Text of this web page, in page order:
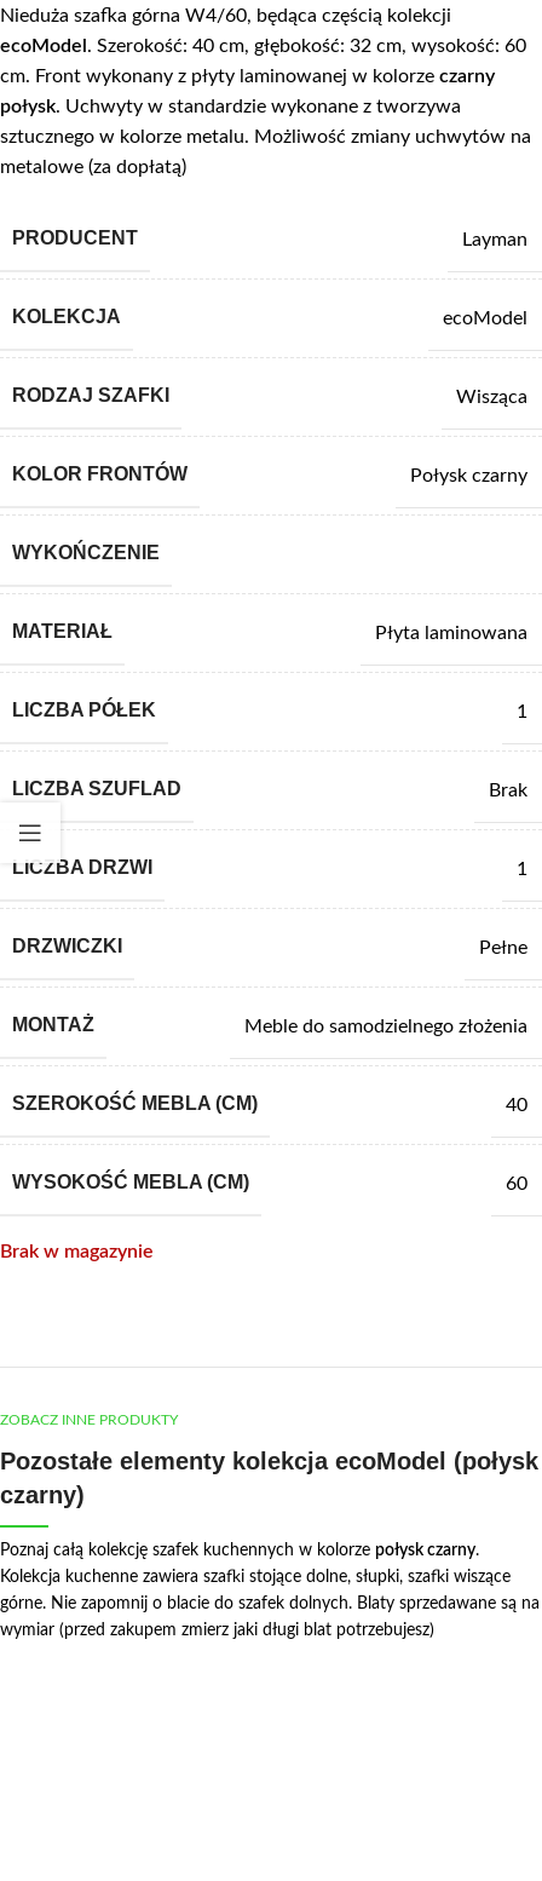
Nieduża szafka górna W4/60, będąca częścią kolekcji
ecoModel . Szerokość: 40 cm, głębokość: 32 cm, wysokość: 60
cm. Front wykonany z płyty laminowanej w kolorze czarny
połysk. Uchwyty w standardzie wykonane z tworzywa
sztucznego w kolorze metalu. Możliwość zmiany uchwytów na
metalowe (za dopłatą)
PRODUCENT Layman
KOLEKCJA ecoModel
RODZAJ SZAFKI Wisząca
KOLOR FRONTÓW Połysk czarny
WYKOŃCZENIE
MATERIAŁ Płyta laminowana
LICZBA PÓŁEK 1
LICZBA SZUFLAD Brak
LICZBA DRZWI 1
DRZWICZKI Pełne
MONTAŻ Meble do samodzielnego złożenia
SZEROKOŚĆ MEBLA (CM) 40
WYSOKOŚĆ MEBLA (CM) 60
Brak w magazynie
ZOBACZ INNE PRODUKTY
Pozostałe elementy kolekcja ecoModel (połysk
czarny)
Poznaj całą kolekcję szafek kuchennych w kolorze połysk czarny.
Kolekcja kuchenne zawiera szafki stojące dolne, słupki, szafki wiszące
górne. Nie zapomnij o blacie do szafek dolnych. Blaty sprzedawane są na
wymiar (przed zakupem zmierz jaki długi blat potrzebujesz)